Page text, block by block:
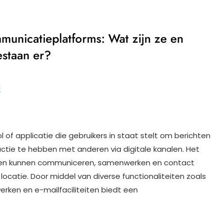
Wat zijn ze en
er?
of applicatie die gebruikers in staat stelt om berichten
te hebben met anderen via digitale kanalen. Het
kunnen communiceren, samenwerken en contact
Door middel van diverse functionaliteiten zoals
en e-mailfaciliteiten biedt een